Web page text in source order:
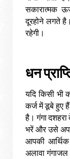
सकारात्मक
दूरहोने लगते है।
रहेगी।
धन
यदि किसी भी
कर्जमेंडूबे हुएहैं
है। गंगादशहरा
भरें और उसे
आपकी आर्थिक
अलावा गंगाजल